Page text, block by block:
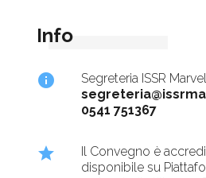
Info
info
Segreteria ISSR
0541 751367
star
Il Convegno è
disponibile su